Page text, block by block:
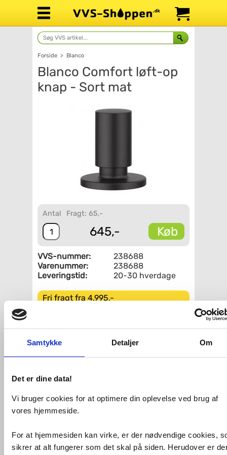
Samtykke Detaljer Om
Det er dine data!
Vi bruger cookies for at optimere din oplevelse ved brug af
vores hjemmeside.
For at hjemmesiden kan virke, er der nødvendige cookies,
sikrer at alt fungerer som det skal på siden. Herudover er
Forside > Blanco
Blanco Comfort løft-op
knap - Sort mat
Antal Fragt: 65,-
645,- Køb
VVS-nummer:
238688
Varenummer:
238688
Leveringstid:
20-30 hverdage
Fri fragt fra 4.995,-
BLANCO COMFORT løft-op Ø35 mm sort
mail@vvs-shoppen.dk